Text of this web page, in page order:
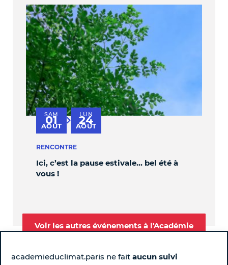
academieduclimat.paris ne fait aucun suivi
SAM
01
AOÛT au
LUN
24
AOÛT
RENCONTRE
Ici, c’est la pause estivale… bel été à
vous !
Voir les autres événements à l'Académie